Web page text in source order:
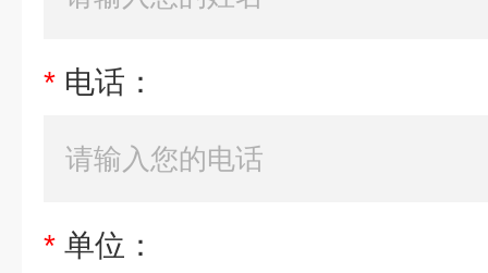
* 电话：
* 单位：